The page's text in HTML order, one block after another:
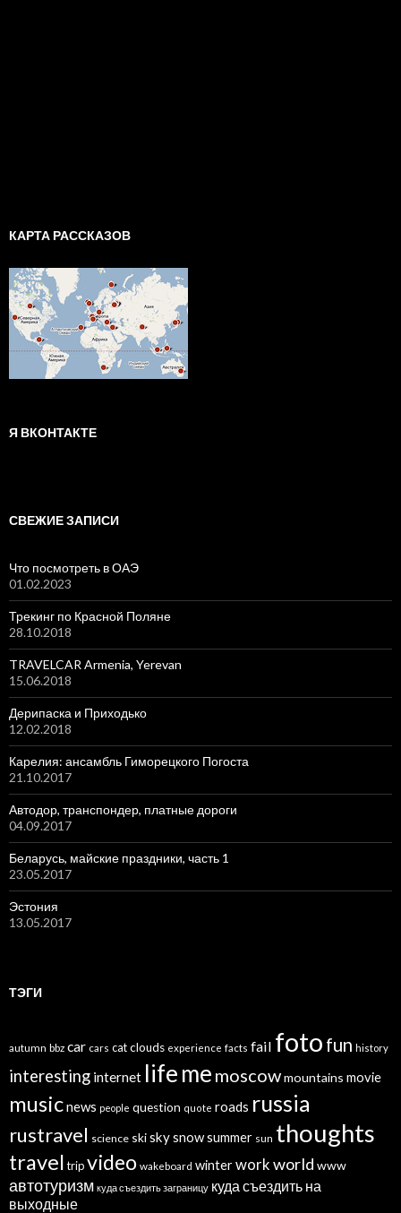
КАРТА РАССКАЗОВ
Я ВКОНТАКТЕ
СВЕЖИЕ ЗАПИСИ
Что посмотреть в ОАЭ
01.02.2023
Трекинг по Красной Поляне
28.10.2018
TRAVELCAR Armenia, Yerevan
15.06.2018
Дерипаска и Приходько
12.02.2018
Карелия: ансамбль Гиморецкого Погоста
21.10.2017
Автодор, транспондер, платные дороги
04.09.2017
Беларусь, майские праздники, часть 1
23.05.2017
Эстония
13.05.2017
ТЭГИ
autumn bbz car cars catclouds experience facts fail foto fun history
interesting internet lifeme moscowmountains movie
musicnews people question quote roads russia
rustravel science skiskysnowsummer sun thoughts
travel tripvideo wakeboard winterwork world www
автотуризм куда съездить заграницу куда съездить на
выходные